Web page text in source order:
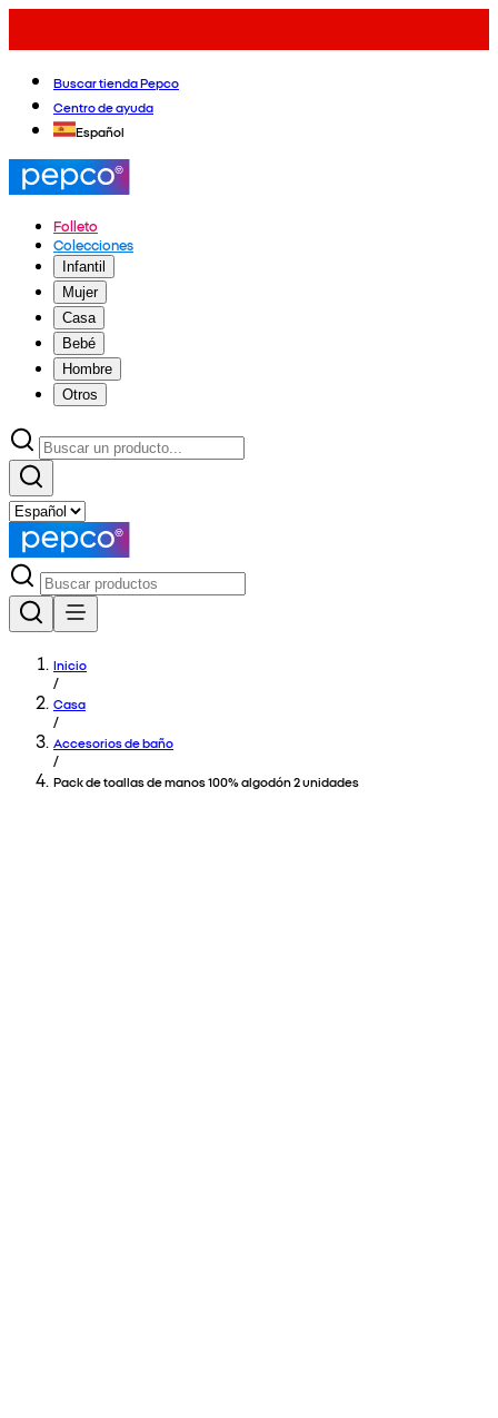
Buscar tienda Pepco
Centro de ayuda
Español
Folleto
Colecciones
Infantil
Mujer
Casa
Bebé
Hombre
Otros
Inicio
/
Casa
/
Accesorios de baño
/
Pack de toallas de manos 100% algodón 2 unidades